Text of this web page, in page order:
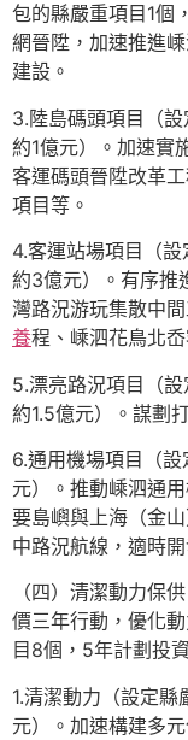
包的縣嚴重項目1個
網晉陞，加速推進
建設。
3.陸島碼頭項目（
約1億元）。加速實
客運碼頭晉陞改革
項目等。
4.客運站場項目（
約3億元）。有序推
灣路況游玩集散中
養程、嵊泗花鳥北
5.漂亮路況項目（
約1.5億元）。謀劃
6.通用機場項目（
元）。推動嵊泗通
要島嶼與上海（金
中路況航線，適時
（四）清潔動力保
價三年行動，優化
目8個，5年計劃投
1.清潔動力（設定
元）。加速構建多